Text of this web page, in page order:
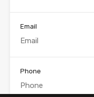
Email
Phone